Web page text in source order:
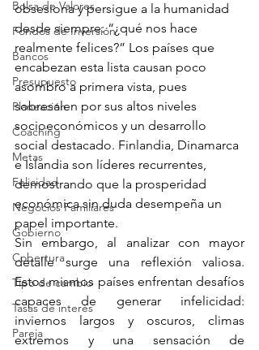
Bolsa de Valores
Fondos de Inversión
Bancos
Presupuesto
Planeación
Coaching
Metas
Felicidad
Negocios Familiares
Gobierno
Cobertura
Tipo de cambio
Tasas de interés
Pareja
obsesiona y persigue a la humanidad
desde siempre: “¿qué nos hace
realmente felices?” Los países que
encabezan esta lista causan poco
asombro a primera vista, pues
sobresalen por sus altos niveles
socioeconómicos y un desarrollo
social destacado. Finlandia, Dinamarca
e Islandia son líderes recurrentes,
demostrando que la prosperidad
económica sin duda desempeña un
papel importante.
Sin embargo, al analizar con mayor
detalle surge una reflexión valiosa.
Estos mismos países enfrentan desafíos
capaces de generar infelicidad:
inviernos largos y oscuros, climas
extremos y una sensación de